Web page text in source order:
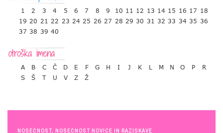
1 2 3 4 5 6 7 8 9 10 11 12 13 14 15 16 17 18
19 20 21 22 23 24 25 26 27 28 29 30 31 32 33 34 35 36
37 38 39 40
A B C Č D E F G H I J K L M N O P
R
S
Š T U V Z Ž
NOSEČNOST, NOSEČNOST NOVICE IN RAZISKAVE